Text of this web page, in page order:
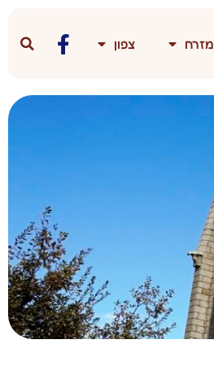
מזרח צפון